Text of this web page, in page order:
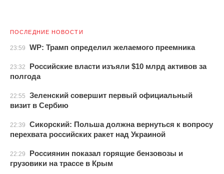
ПОСЛЕДНИЕ НОВОСТИ
23:59 WP: Трамп определил желаемого преемника
23:32
Российские власти изъяли $10 млрд активов за
полгода
22:55
Зеленский совершит первый официальный
визит в Сербию
22:39
Сикорский: Польша должна вернуться к вопросу
перехвата российских ракет над Украиной
22:29
Россиянин показал горящие бензовозы и
грузовики на трассе в Крым